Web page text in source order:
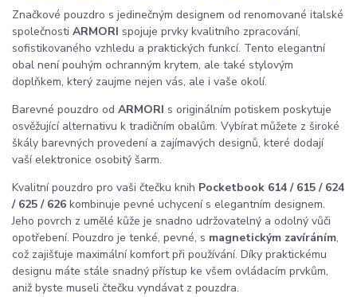
Značkové pouzdro s jedinečným designem od renomované italské
společnosti ARMORI spojuje prvky kvalitního zpracování,
sofistikovaného vzhledu a praktických funkcí. Tento elegantní
obal není pouhým ochranným krytem, ale také stylovým
doplňkem, který zaujme nejen vás, ale i vaše okolí.
Barevné pouzdro od ARMORI s originálním potiskem poskytuje
osvěžující alternativu k tradičním obalům. Vybírat můžete z široké
škály barevných provedení a zajímavých designů, které dodají
vaší elektronice osobitý šarm.
Kvalitní pouzdro pro vaši čtečku knih Pocketbook 614 / 615 / 624
/ 625 / 626 kombinuje pevné uchycení s elegantním designem.
Jeho povrch z umělé kůže je snadno udržovatelný a odolný vůči
opotřebení. Pouzdro je tenké, pevné, s magnetickým zavíráním,
což zajišťuje maximální komfort při používání. Díky praktickému
designu máte stále snadný přístup ke všem ovládacím prvkům,
aniž byste museli čtečku vyndávat z pouzdra.